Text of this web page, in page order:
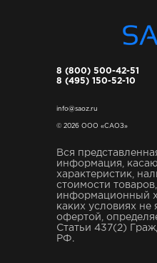
8 (800) 500-42-51
8 (495) 150-52-10
info@saoz.ru
© 2026 ООО «САОЗ»
Вся
информация,
характеристик,
стоимости
информационный
каких условиях не
офертой,
Статьи 437(2)
РФ.